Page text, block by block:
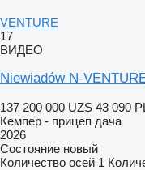
VENTURE
17
ВИДЕО
Niewiadów N-
137 200 000 UZS 43 090
Кемпер - прицеп дача
2026
Состояние новый
Количество осей 1